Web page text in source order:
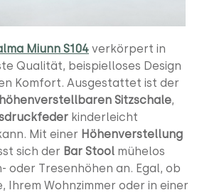
Miunn S104 verkörpert in
Qualität, beispielloses Design
Komfort. Ausgestattet ist der
höhenverstellbaren Sitzschale,
kinderleicht
Mit einer Höhenverstellung
sich der Bar Stool mühelos
oder Tresenhöhen an. Egal, ob
Ihrem Wohnzimmer oder in einer